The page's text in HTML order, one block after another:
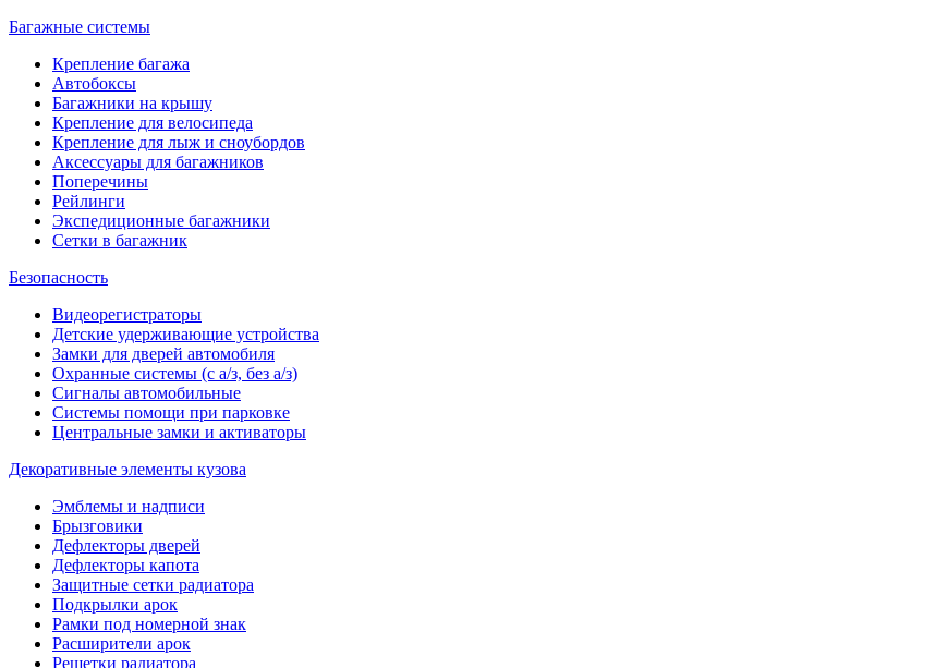
Багажные системы
Крепление багажа
Автобоксы
Багажники на крышу
Крепление для велосипеда
Крепление для лыж и сноубордов
Аксессуары для багажников
Поперечины
Рейлинги
Экспедиционные багажники
Сетки в багажник
Безопасность
Видеорегистраторы
Детские удерживающие устройства
Замки для дверей автомобиля
Охранные системы (с а/з, без а/з)
Сигналы автомобильные
Системы помощи при парковке
Центральные замки и активаторы
Декоративные элементы кузова
Эмблемы и надписи
Брызговики
Дефлекторы дверей
Дефлекторы капота
Защитные сетки радиатора
Подкрылки арок
Рамки под номерной знак
Расширители арок
Решетки радиатора